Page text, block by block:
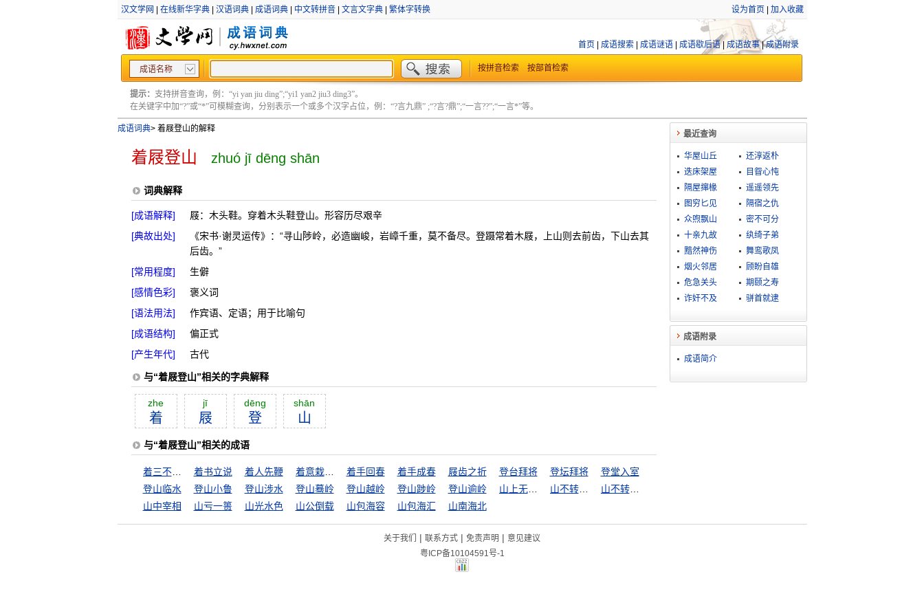
汉文学网 在线新华字典| 汉语词典| 成语词典| 中文转拼音| 文言文字典| 繁体字转换 设为首页 加入收藏
首页 成语搜索| 成语谜语| 成语歇后语| 成语故事|成语附录
成语名称 按拼音检索 按部首检索
提示： 支持拼音查询，例：“yi yan jiu ding”;“yi1 yan2 jiu3 ding3”。
在关键字中加“?”或“*”可模糊查询，分别表示一个或多个汉字占位，例：“?言九鼎” ;“?言?鼎”;“一言??”;“一言*”等。
成语词典>着屐登山的解释
着屐登山 zhuó jī dēng shān
词典解释
[成语解释]
屐：木头鞋。穿着木头鞋登山。形容历尽艰辛
[典故出处]
《宋书·谢灵运传》：“寻山陟岭，必造幽峻，岩嶂千重，莫不备尽。登蹑常着木屐，上山则去前齿，下山去其
后齿。”
[常用程度]
生僻
[感情色彩]
褒义词
[语法用法]
作宾语、定语；用于比喻句
[成语结构]
偏正式
[产生年代]
古代
与“着屐登山”相关的字典解释
zhe
着
jī
屐
dēng
登
shān
山
与“着屐登山”相关的成语
着三不着两 着书立说 着人先鞭 着意栽花花不发，无意插柳柳成荫 着手回春 着手成春 屐齿之折 登台拜将 登坛拜将
登堂入室
登山临水
登山小鲁 登山涉水 登山蓦岭 登山越岭 登山踄岭 登山逾岭 山上无老虎，猴子称大王 山不转水转
山不转路转
山中宰相
山亏一篑 山光水色 山公倒载 山包海容 山包海汇 山南海北
最近查询
华屋山丘
还淳返朴
迭床架屋
目眢心忳
隔屋撺椽
遥遥领先
图穷匕见
隔宿之仇
众喣飘山
密不可分
十亲九故
纨绮子弟
黯然神伤
舞鸾歌凤
烟火邻居
顾盼自雄
危急关头
期颐之寿
诈奸不及
骈首就逮
成语附录
成语简介
关于我们 | 联系方式 | 免责声明 | 意见建议
粤ICP备10104591号-1